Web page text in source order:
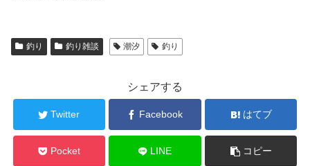
釣り 釣り雑談 潮汐 釣り
シェアする
Twitter Facebook はてブ
Pocket LINE コピー